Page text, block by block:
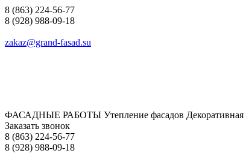
8 (863) 224-56-77
8 (928) 988-09-18
zakaz@grand-fasad.su
ФАСАДНЫЕ РАБОТЫ Утепление фасадов Декоративная
Заказать звонок
8 (863) 224-56-77
8 (928) 988-09-18